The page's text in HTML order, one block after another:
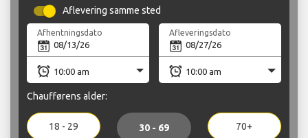
Aflevering samme sted
Afhentningsdato Afleveringsdato
Chaufførens alder:
18 - 29 30 - 69 70+